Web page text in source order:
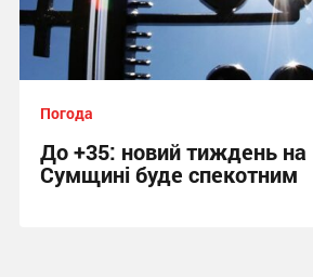
Погода
До +35: новий тиждень на
Сумщині буде спекотним